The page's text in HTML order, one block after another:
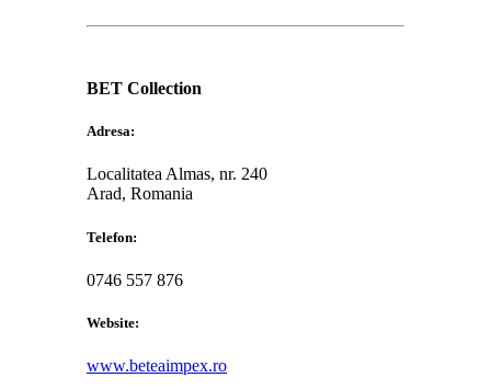
BET Collection
Adresa:
Localitatea Almas, nr. 240
Arad, Romania
Telefon:
0746 557 876
Website:
www.beteaimpex.ro